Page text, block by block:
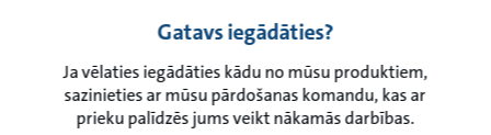
Gatavs iegādāties?
Ja vēlaties iegādāties kādu no mūsu produktiem,
sazinieties ar mūsu pārdošanas komandu, kas ar
prieku palīdzēs jums veikt nākamās darbības.